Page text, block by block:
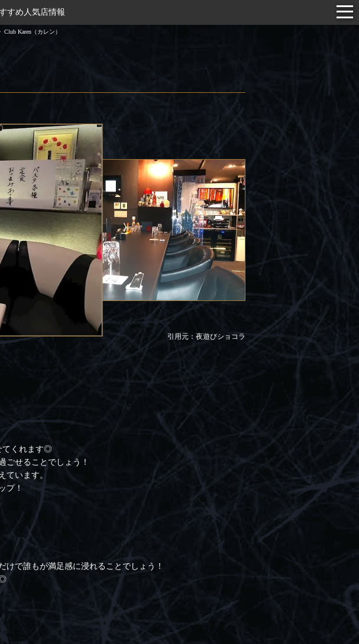
すめ人気店情報
Club Karen（カレン）
引用元：夜遊びショコラ
てくれます◎
ごせることでしょう！
ています。
プ！
で誰もが満足感に浸れることでしょう！
◎